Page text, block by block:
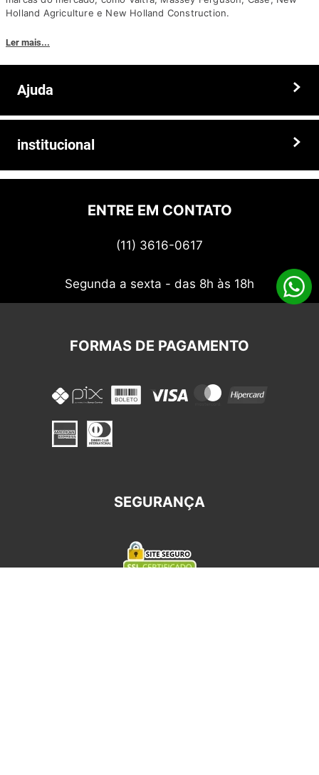
Holland Agriculture e New Holland Construction.
competitivos. Nós também oferecemos um atendimento
personalizado, com equipe de profissionais altamente capacitados
Somos a solução ideal para quem busca peças e acessórios agrícolas
Ler mais...
Ajuda
Prazos e entregas
institucional
Quem somos
Politica de privacidadeENTRE EM CONTATO
(11) 3616-0617
Segunda a sexta - das 8h às 18h
FORMAS DE PAGAMENTO
SEGURANÇA